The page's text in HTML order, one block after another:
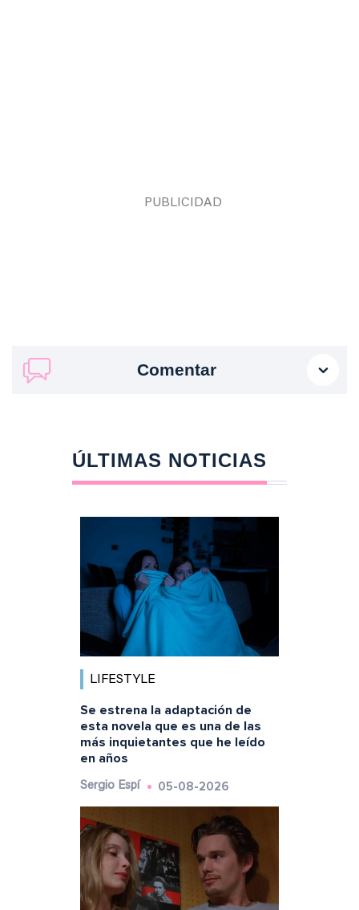
Comentar
ÚLTIMAS NOTICIAS
LIFESTYLE
Se estrena la adaptación de
esta novela que es una de las
más inquietantes que he leído
en años
Sergio Espí 05-08-2026